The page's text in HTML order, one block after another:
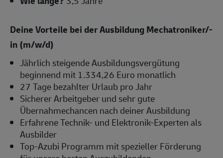
Deine Vorteile bei der Ausbildung Mechatroniker/-
in (m/w/d)
Jährlich steigende Ausbildungsvergütung
beginnend mit 1.334,26 Euro monatlich
27 Tage bezahlter Urlaub pro Jahr
Sicherer Arbeitgeber und sehr gute
Übernahmechancen nach deiner Ausbildung
Erfahrene Technik- und Elektronik-Experten als
Ausbilder
Top-Azubi Programm mit spezieller Förderung